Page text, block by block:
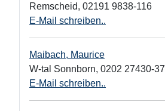
Remscheid, 02191 9838-116
E-Mail schreiben..
Maibach, Maurice
W-tal Sonnborn, 0202 27430-37
E-Mail schreiben..